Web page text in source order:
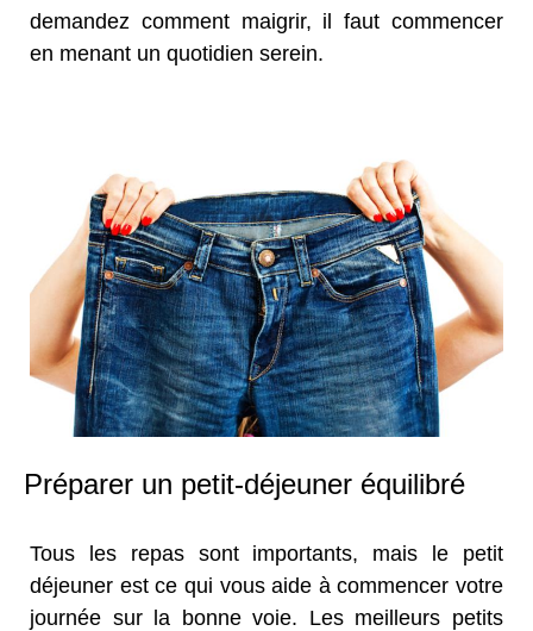
demandez comment maigrir, il faut commencer
en menant un quotidien serein.
Préparer un petit-déjeuner équilibré
Tous les repas sont importants, mais le petit
déjeuner est ce qui vous aide à commencer votre
journée sur la bonne voie. Les meilleurs petits